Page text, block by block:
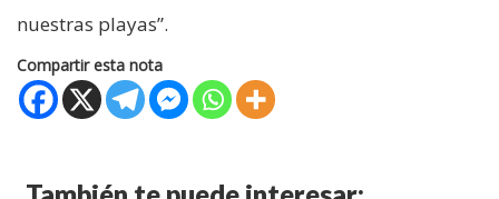
nuestras playas”.
Compartir esta nota